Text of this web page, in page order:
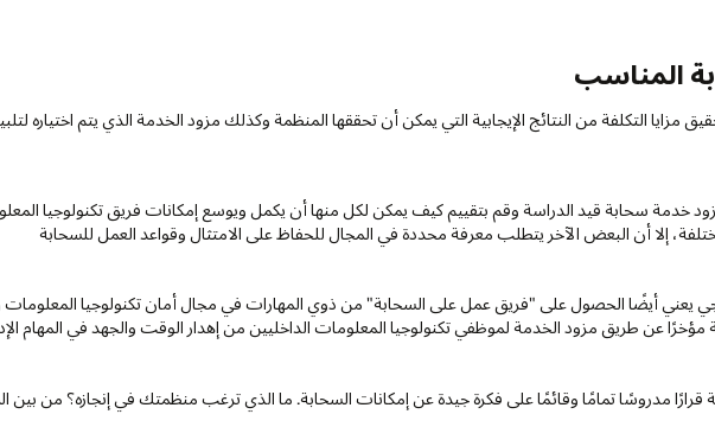
المناسب
مزايا التكلفة من النتائج الإيجابية التي يمكن أن تحققها المنظمة وكذلك مزود الخدمة الذي يتم
سحابة قيد الدراسة وقم بتقييم كيف يمكن لكل منها أن يكمل ويوسع إمكانات فريق تكنولوجيا
إلا أن البعض الآخر يتطلب معرفة محددة في المجال للحفاظ على الامتثال وقواعد العمل للسحابة
يعني أيضًا الحصول على "فريق عمل على السحابة" من ذوي المهارات في مجال أمان تكنولوجيا المعلومات
مؤخرًا عن طريق مزود الخدمة لموظفي تكنولوجيا المعلومات الداخليين من إهدار الوقت والجهد في المهام
قرارًا مدروسًا تمامًا وقائمًا على فكرة جيدة عن إمكانات السحابة. ما الذي ترغب منظمتك في إنجازه؟ من بين